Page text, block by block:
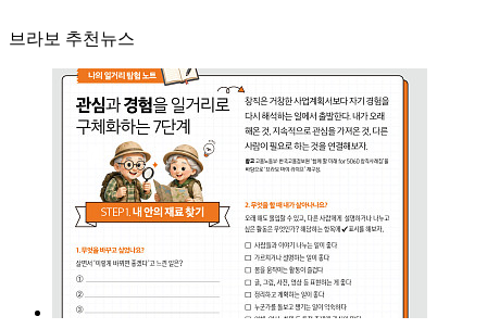
브라보 추천뉴스